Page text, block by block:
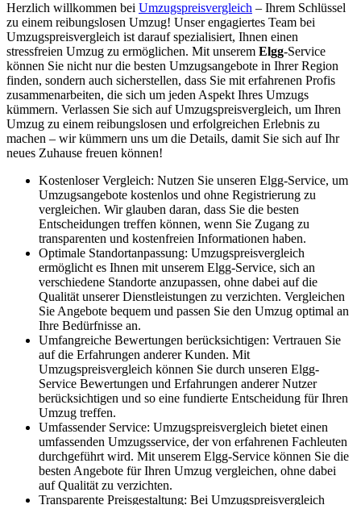
Herzlich willkommen bei Umzugspreisvergleich – Ihrem Schlüssel
zu einem reibungslosen Umzug! Unser engagiertes Team bei
Umzugspreisvergleich ist darauf spezialisiert, Ihnen einen
stressfreien Umzug zu ermöglichen. Mit unserem Elgg-Service
können Sie nicht nur die besten Umzugsangebote in Ihrer Region
finden, sondern auch sicherstellen, dass Sie mit erfahrenen Profis
zusammenarbeiten, die sich um jeden Aspekt Ihres Umzugs
kümmern. Verlassen Sie sich auf Umzugspreisvergleich, um Ihren
Umzug zu einem reibungslosen und erfolgreichen Erlebnis zu
machen – wir kümmern uns um die Details, damit Sie sich auf Ihr
neues Zuhause freuen können!
Kostenloser Vergleich: Nutzen Sie unseren Elgg-Service, um
Umzugsangebote kostenlos und ohne Registrierung zu
vergleichen. Wir glauben daran, dass Sie die besten
Entscheidungen treffen können, wenn Sie Zugang zu
transparenten und kostenfreien Informationen haben.
Optimale Standortanpassung: Umzugspreisvergleich
ermöglicht es Ihnen mit unserem Elgg-Service, sich an
verschiedene Standorte anzupassen, ohne dabei auf die
Qualität unserer Dienstleistungen zu verzichten. Vergleichen
Sie Angebote bequem und passen Sie den Umzug optimal an
Ihre Bedürfnisse an.
Umfangreiche Bewertungen berücksichtigen: Vertrauen Sie
auf die Erfahrungen anderer Kunden. Mit
Umzugspreisvergleich können Sie durch unseren Elgg-
Service Bewertungen und Erfahrungen anderer Nutzer
berücksichtigen und so eine fundierte Entscheidung für Ihren
Umzug treffen.
Umfassender Service: Umzugspreisvergleich bietet einen
umfassenden Umzugsservice, der von erfahrenen Fachleuten
durchgeführt wird. Mit unserem Elgg-Service können Sie die
besten Angebote für Ihren Umzug vergleichen, ohne dabei
auf Qualität zu verzichten.
Transparente Preisgestaltung: Bei Umzugspreisvergleich